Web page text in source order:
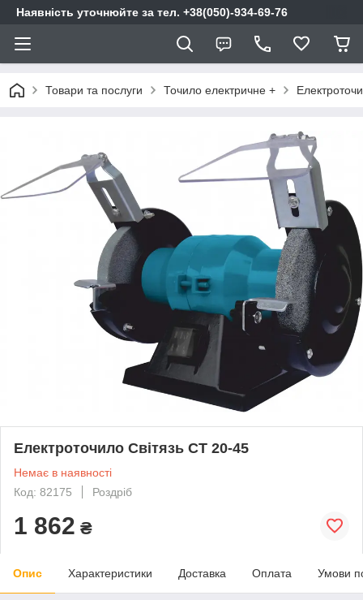
Наявність уточнюйте за тел. +38(050)-934-69-76
Товари та послуги Точило електричне +
Електроточило Світязь СТ 20-45
Немає в наявності
Код: 82175
Роздріб
1 862 ₴
Опис Характеристики Доставка Оплата Умови